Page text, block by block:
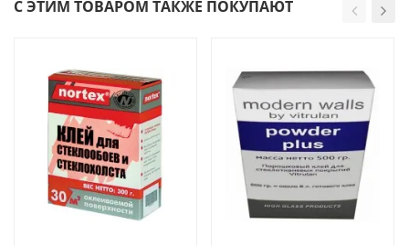
С ЭТИМ ТОВАРОМ ТАКЖЕ ПОКУПАЮТ